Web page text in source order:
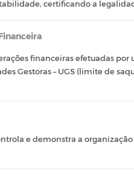
certificando a
financeiras efetuadas
Gestoras – UGS (limite de
e demonstra a